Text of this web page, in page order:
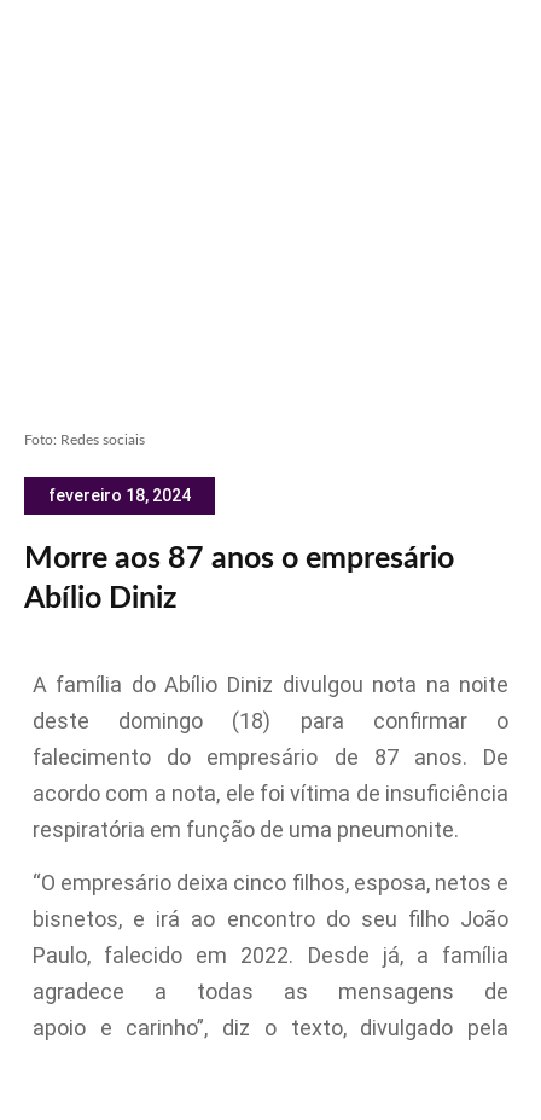
Foto: Redes sociais
fevereiro 18, 2024
Morre aos 87 anos o empresário
Abílio Diniz
A família do Abílio Diniz divulgou nota na noite
deste domingo (18) para confirmar o
falecimento do empresário de 87 anos. De
acordo com a nota, ele foi vítima de insuficiência
respiratória em função de uma pneumonite.
“O empresário deixa cinco filhos, esposa, netos e
bisnetos, e irá ao encontro do seu filho João
Paulo, falecido em 2022. Desde já, a família
agradece a todas as mensagens de
apoio e carinho”, diz o texto, divulgado pela